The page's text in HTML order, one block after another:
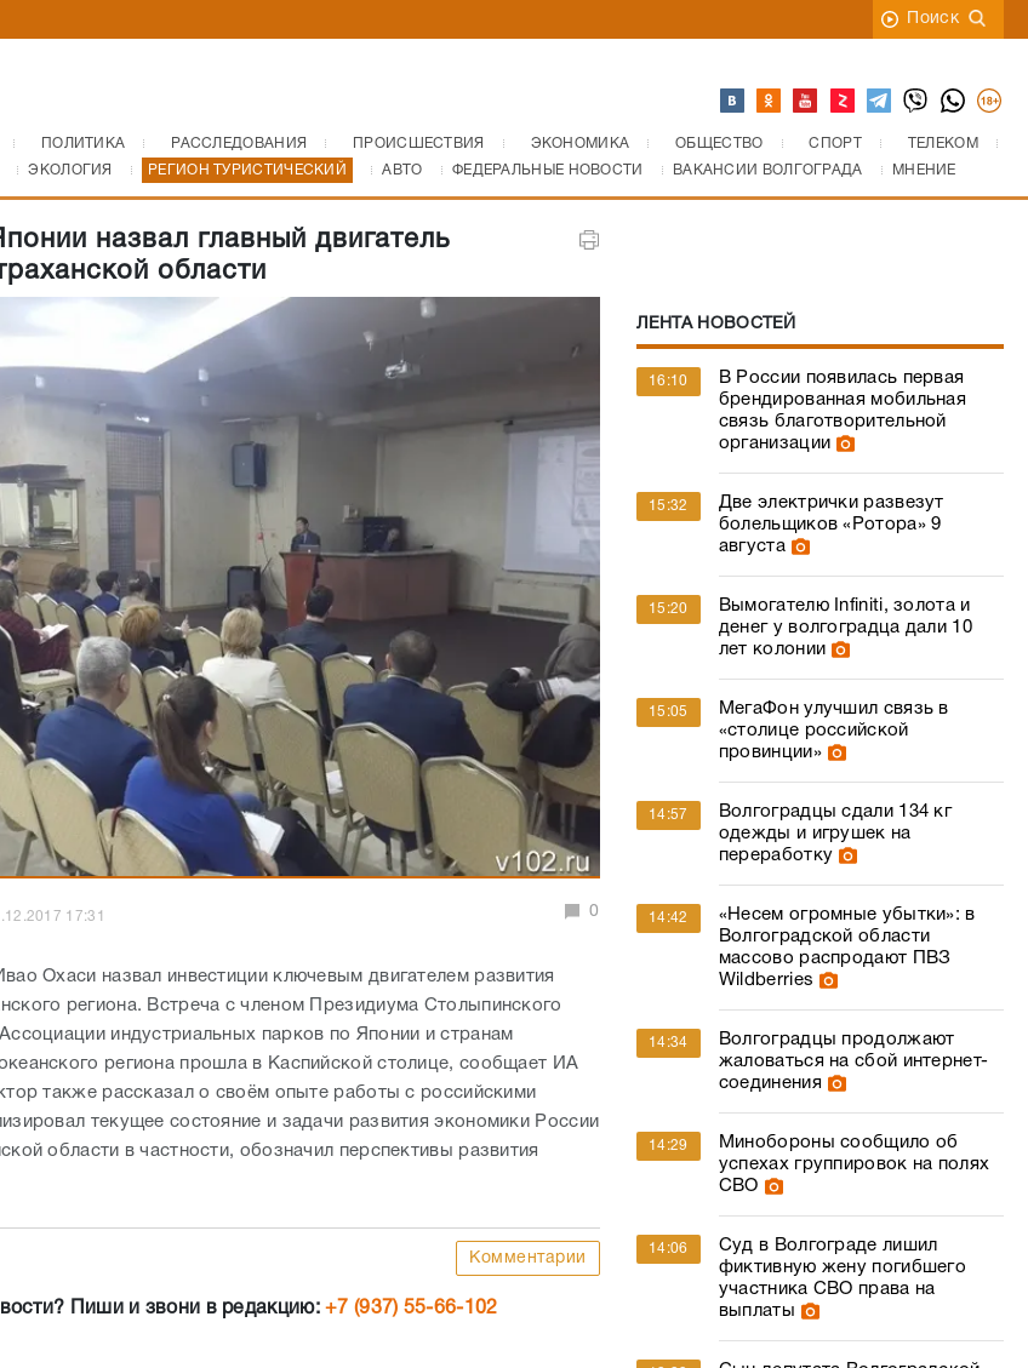
Поиск
ПОЛИТИКА РАССЛЕДОВАНИЯ ПРОИСШЕСТВИЯ ЭКОНОМИКА ОБЩЕСТВО СПОРТ
ТЕЛЕКОМ
ЭКОЛОГИЯ РЕГИОН ТУРИСТИЧЕСКИЙ АВТО ФЕДЕРАЛЬНЫЕ НОВОСТИ ВАКАНСИИ ВОЛГОГРАДА МНЕНИЕ
назвал главный двигатель
области
17:31 0
Охаси назвал инвестиции ключевым двигателем развития
региона. Встреча с членом Президиума Столыпинского
индустриальных парков по Японии и странам
региона прошла в Каспийской столице, сообщает ИА
также рассказал о своём опыте работы с российскими
текущее состояние и задачи развития экономики России
области в частности, обозначил перспективы развития
Комментарии
Пиши и звони в редакцию:+7 (937) 55-66-102
ЛЕНТА НОВОСТЕЙ
16:10
В России появилась первая
брендированная мобильная
связь благотворительной
организации
15:32
Две электрички развезут
болельщиков «Ротора» 9
августа
15:20
Вымогателю Infiniti, золота и
денег у волгоградца дали 10
лет колонии
15:05
МегаФон улучшил связь в
«столице российской
провинции»
14:57
Волгоградцы сдали 134 кг
одежды и игрушек на
переработку
14:42
«Несем огромные убытки»: в
Волгоградской области
массово распродают ПВЗ
Wildberries
14:34
Волгоградцы продолжают
жаловаться на сбой интернет-
соединения
14:29
Минобороны сообщило об
успехах группировок на полях
СВО
14:06
Суд в Волгограде лишил
фиктивную жену погибшего
участника СВО права на
выплаты